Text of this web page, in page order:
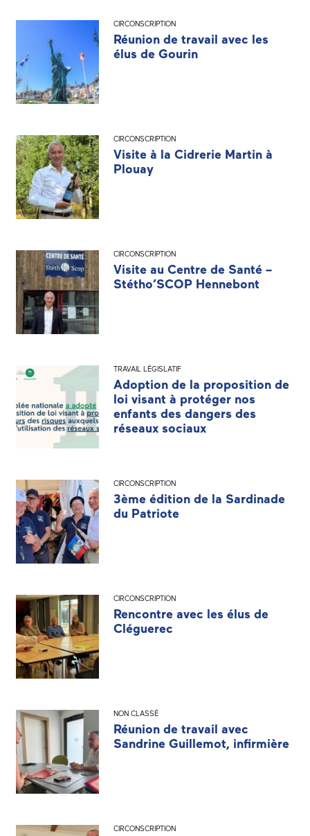
CIRCONSCRIPTION
Réunion de travail avec les
élus de Gourin
CIRCONSCRIPTION
Visite à la Cidrerie Martin à
Plouay
CIRCONSCRIPTION
Visite au Centre de Santé –
Stétho’SCOP Hennebont
TRAVAIL LÉGISLATIF
Adoption de la proposition de
loi visant à protéger nos
enfants des dangers des
réseaux sociaux
CIRCONSCRIPTION
3ème édition de la Sardinade
du Patriote
CIRCONSCRIPTION
Rencontre avec les élus de
Cléguerec
NON CLASSÉ
Réunion de travail avec
Sandrine Guillemot, infirmière
CIRCONSCRIPTION